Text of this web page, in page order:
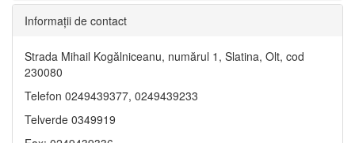
Informaţii de contact
Strada Mihail Kogălniceanu, numărul 1, Slatina, Olt, cod
230080
Telefon 0249439377, 0249439233
Telverde 0349919